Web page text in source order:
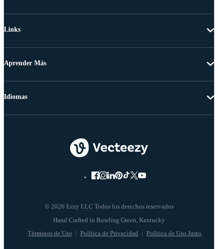
Links
Aprender Más
© 2026 Eezy LLC Todos los derechos reservados
Términos de Uso Política de Privacidad Política de Uso Justo
Idiomas